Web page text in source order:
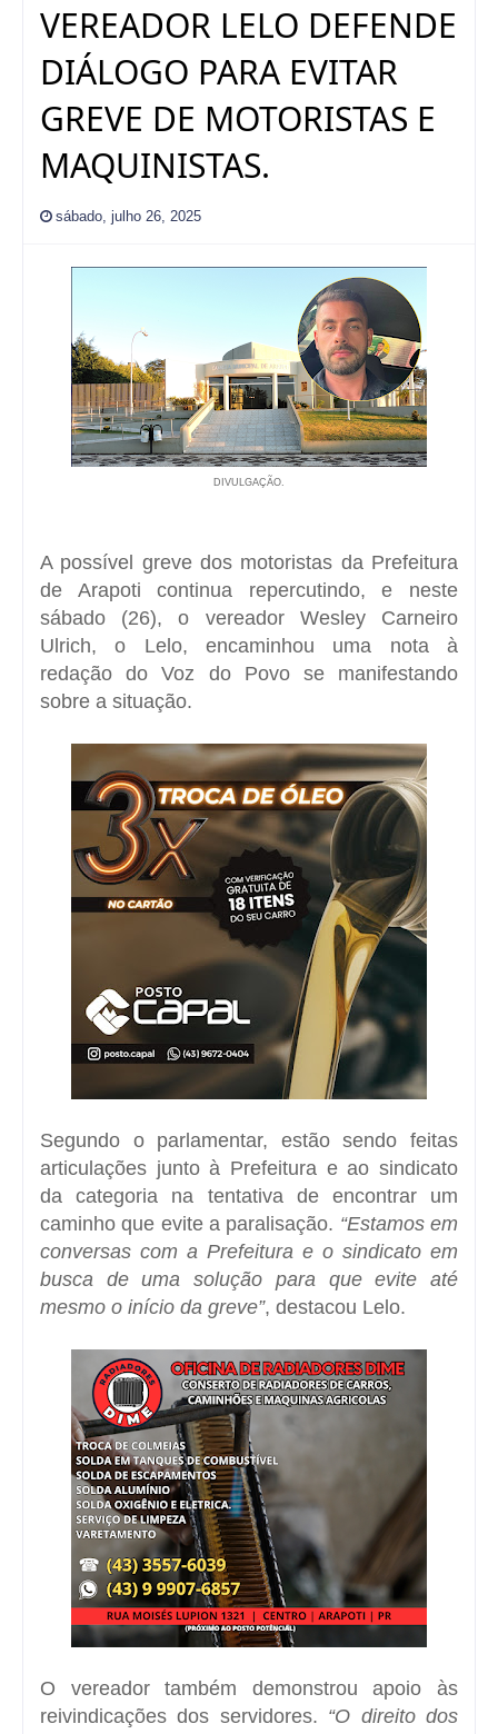
VEREADOR LELO DEFENDE
DIÁLOGO PARA EVITAR
GREVE DE MOTORISTAS E
MAQUINISTAS.
sábado, julho 26, 2025
DIVULGAÇÃO.
A possível greve dos motoristas da Prefeitura
de Arapoti continua repercutindo, e neste
sábado (26), o vereador Wesley Carneiro
Ulrich, o Lelo, encaminhou uma nota à
redação do Voz do Povo se manifestando
sobre a situação.
Segundo o parlamentar, estão sendo feitas
articulações junto à Prefeitura e ao sindicato
da categoria na tentativa de encontrar um
caminho que evite a paralisação. “Estamos em
conversas com a Prefeitura e o sindicato em
busca de uma solução para que evite até
mesmo o início da greve”, destacou Lelo.
O vereador também demonstrou apoio às
reivindicações dos servidores. “O direito dos